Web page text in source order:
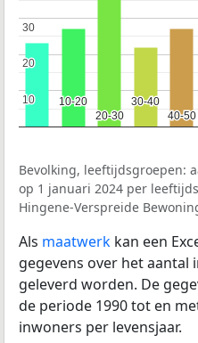
10-20
10-20
20-30
20-30
30-40
30-40
40-50
40-50
10
10
20
20
30
30
Bevolking, leeftijdsgroepen:
op 1 januari 2024 per
Hingene-Verspreide
Als maatwerk kan een
gegevens over het aantal
geleverd worden. De
de periode 1990 tot en
inwoners per levensjaar.